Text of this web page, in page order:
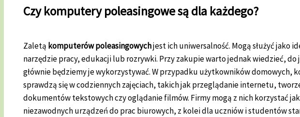
Czy komputery poleasingowe są dla każdego?
Zaletą komputerów poleasingowychjest ich uniwersalność. Mogą służyć jako
narzędzie pracy, edukacji lub rozrywki. Przy zakupie warto jednak wiedzieć, do
głównie będziemy je wykorzystywać. W przypadku użytkowników domowych,
sprawdzą się w codziennych zajęciach, takich jak przeglądanie internetu,
dokumentów tekstowych czy oglądanie filmów. Firmy mogą z nich korzystać
niezawodnych urządzeń do prac biurowych, z kolei dla uczniów i studentów